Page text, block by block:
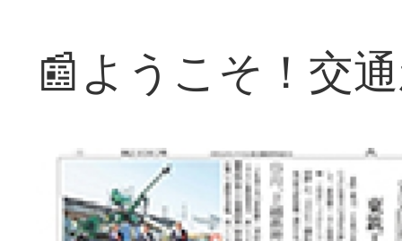
📰ようこそ！交